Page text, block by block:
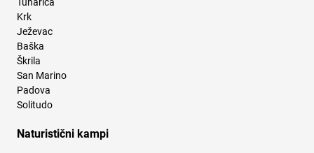
Krk
Ježevac
Baška
Škrila
San Marino
Padova
Solitudo
Naturistični kampi